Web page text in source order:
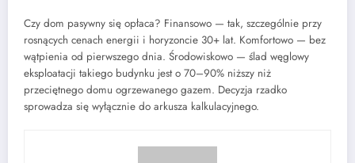
Czy dom pasywny się opłaca? Finansowo — tak, szczególnie przy
rosnących cenach energii i horyzoncie 30+ lat. Komfortowo — bez
wątpienia od pierwszego dnia. Środowiskowo — ślad węglowy
eksploatacji takiego budynku jest o 70–90% niższy niż
przeciętnego domu ogrzewanego gazem. Decyzja rzadko
sprowadza się wyłącznie do arkusza kalkulacyjnego.